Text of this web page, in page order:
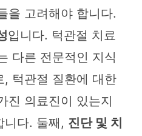
을 고려해야 합니다.
입니다. 턱관절 치료
다른 전문적인 지식
, 턱관절 질환에 대한
진 의료진이 있는지
니다. 둘째, 진단 및 치